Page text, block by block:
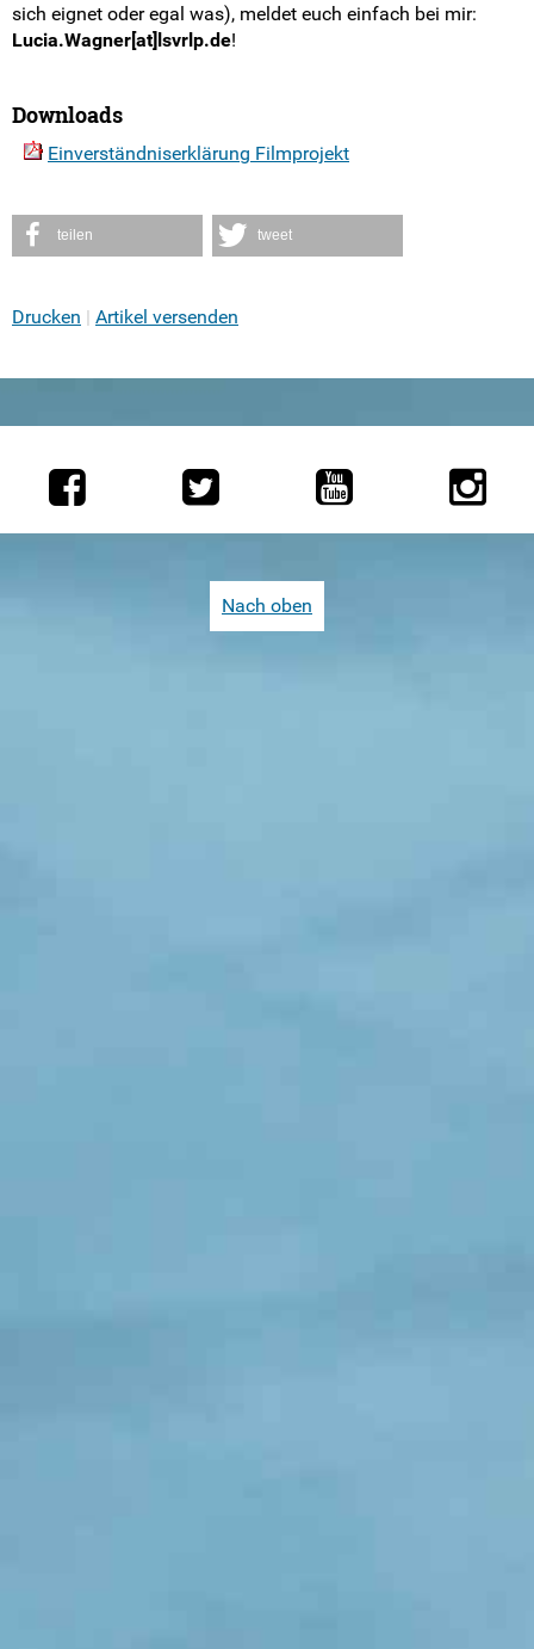
sich eignet oder egal was), meldet euch einfach bei mir:
Lucia.Wagner[at]lsvrlp.de!
Downloads
Einverständniserklärung Filmprojekt
teilen tweet
Drucken Artikel versenden
Nach oben